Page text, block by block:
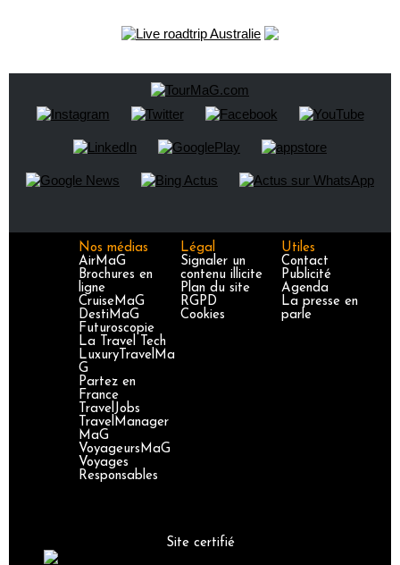
Nos médias
AirMaG
Brochures en
ligne
CruiseMaG
DestiMaG
Futuroscopie
La Travel Tech
LuxuryTravelMa
G
Partez en
France
TravelJobs
TravelManager
MaG
VoyageursMaG
Voyages
Responsables
Légal
Signaler un
contenu illicite
Plan du site
RGPD
Cookies
Utiles
Contact
Publicité
Agenda
La presse en
parle
Site certifié